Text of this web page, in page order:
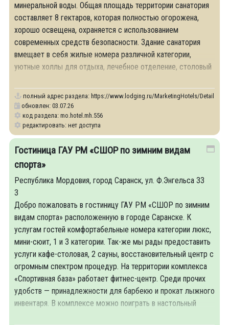
минеральной воды. Общая площадь территории санатория
составляет 8 гектаров, которая полностью огорожена,
хорошо освещена, охраняется с использованием
современных средств безопасности. Здание санатория
вмещает в себя жилые номера различной категории,
уютные холлы для отдыха, лечебное отделение, столовый
полный адрес раздела: https://www.lodging.ru/MarketingHotels/Details/556
обновлен: 03.07.26
код раздела: mo.hotel.mh.556
редактировать: нет доступа
Гостиница ГАУ РМ «СШОР по зимним видам
спорта»
Республика Мордовия, город Саранск, ул. Ф.Энгельса 33
3
Добро пожаловать в гостиницу ГАУ РМ «СШОР по зимним
видам спорта» расположенную в городе Саранске. К
услугам гостей комфортабельные номера категории люкс,
мини-сюит, 1 и 3 категории. Так-же мы рады предоставить
услуги кафе-столовая, 2 сауны, восстановительный центр с
огромным спектром процедур. На территории комплекса
«Спортивная база» работает фитнес-центр. Среди прочих
удобств — принадлежности для барбекю и прокат лыжного
инвентаря. В комплексе можно поиграть в настольный